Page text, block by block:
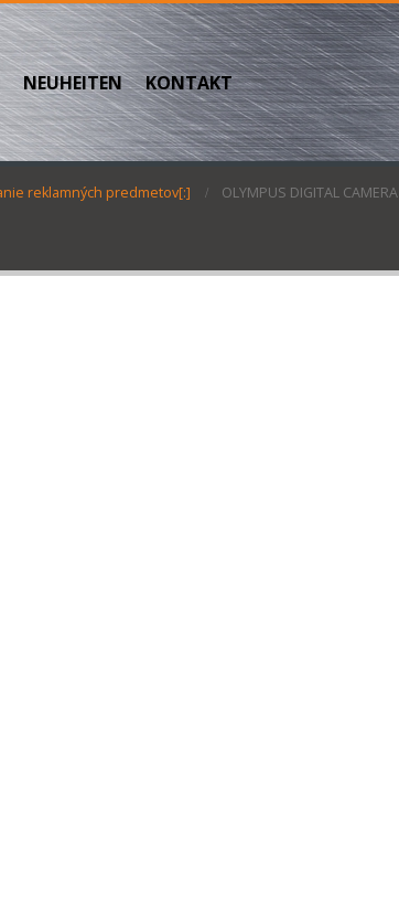
NEUHEITEN KONTAKT
reklamných predmetov[:] OLYMPUS DIGITAL CAMERA